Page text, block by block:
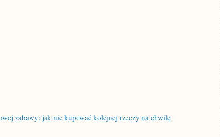
zabawy: jak nie kupować kolejnej rzeczy na chwilę